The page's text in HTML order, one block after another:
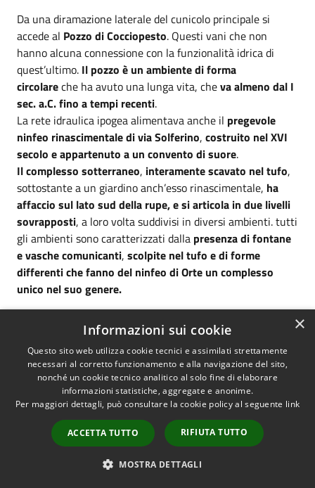
Da una diramazione laterale del cunicolo principale si
accede al Pozzo di Cocciopesto. Questi vani che non
hanno alcuna connessione con la funzionalità idrica di
quest’ultimo. Il pozzo è un ambiente di forma
circolareche ha avuto una lunga vita, cheva almeno dal I
sec. a.C. fino a tempi recenti.
La rete idraulica ipogea alimentava anche il pregevole
ninfeo rinascimentale di via Solferino, costruito nel XVI
secolo e appartenuto a un convento di suore.
Il complesso sotterraneo, interamente scavato nel tufo,
sottostante a un giardino anch’esso rinascimentale, ha
affaccio sul lato sud della rupe, e si articola in due livelli
sovrapposti, a loro volta suddivisi in diversi ambienti. tutti
gli ambienti sono caratterizzati dalla presenza di fontane
e vasche comunicanti, scolpite nel tufo e di forme
differenti che fanno del ninfeo di Orte un complesso
unico nel suo genere.
Fattoria didattica Campo di Contra – Nazzano
Pagina
Facebook
+39 328.1858517
+39 328.2579603
×
Informazioni sui cookie
Questo sito web utilizza cookie tecnici e assimilati strettamente
necessari al corretto funzionamento e alla navigazione del sito,
nonché un cookie tecnico analitico al solo fine di elaborare
informazioni statistiche, aggregate e anonime.
Per maggiori dettagli, può consultare la cookie policy al seguente link
ACCETTA TUTTO RIFIUTA TUTTO
MOSTRA DETTAGLI